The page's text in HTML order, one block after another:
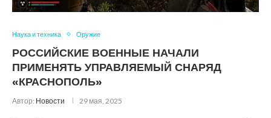
Наука и техника Оружие
РОССИЙСКИЕ ВОЕННЫЕ НАЧАЛИ
ПРИМЕНЯТЬ УПРАВЛЯЕМЫЙ СНАРЯД
«КРАСНОПОЛЬ»
Автор: Новости 29 мая, 2025